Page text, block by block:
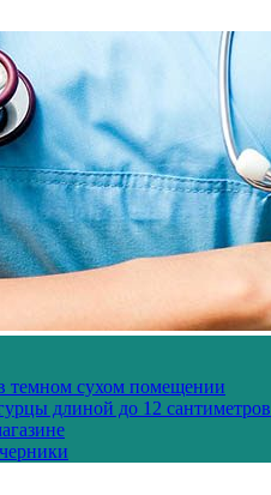
темном сухом помещении
длиной до 12 сантиметров